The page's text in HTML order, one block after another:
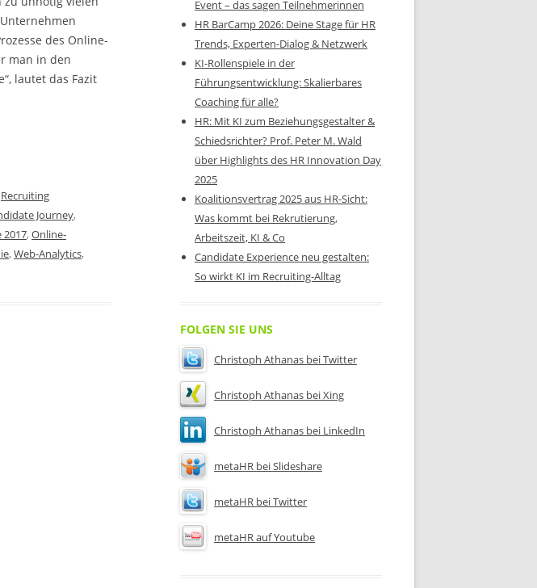
des Online-
man in den
lautet das Fazit
Recruiting
Journey,
2017,Online-
,Web-Analytics,
Event – das sagen Teilnehmerinnen
HR BarCamp 2026: Deine Stage für HR
Trends, Experten-Dialog & Netzwerk
KI-Rollenspiele in der
Führungsentwicklung: Skalierbares
Coaching für alle?
HR: Mit KI zum Beziehungsgestalter &
Schiedsrichter? Prof. Peter M. Wald
über Highlights des HR Innovation Day
2025
Koalitionsvertrag 2025 aus HR-Sicht:
Was kommt bei Rekrutierung,
Arbeitszeit, KI & Co
Candidate Experience neu gestalten:
So wirkt KI im Recruiting-Alltag
FOLGEN SIE UNS
Christoph Athanas bei Twitter
Christoph Athanas bei Xing
Christoph Athanas bei LinkedIn
metaHR bei Slideshare
metaHR bei Twitter
metaHR auf Youtube